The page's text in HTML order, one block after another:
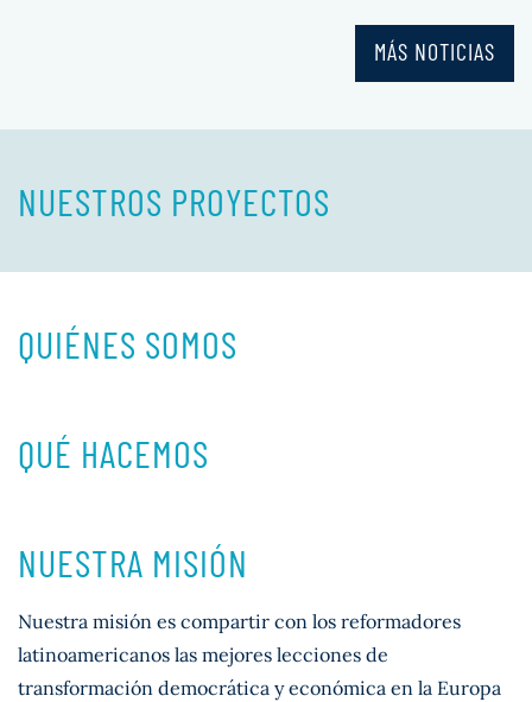
MÁS NOTICIAS
NUESTROS PROYECTOS
QUIÉNES SOMOS
QUÉ HACEMOS
NUESTRA MISIÓN
Nuestra misión es compartir con los reformadores
latinoamericanos las mejores lecciones de
transformación democrática y económica en la Europa